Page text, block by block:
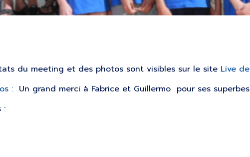
du meeting et des photos sont visibles sur le site Live
: Un grand merci à Fabrice et Guillermo pour ses
: